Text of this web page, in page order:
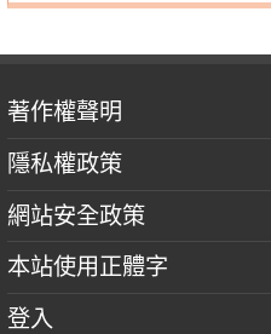
著作權聲明
隱私權政策
網站安全政策
本站使用正體字
登入